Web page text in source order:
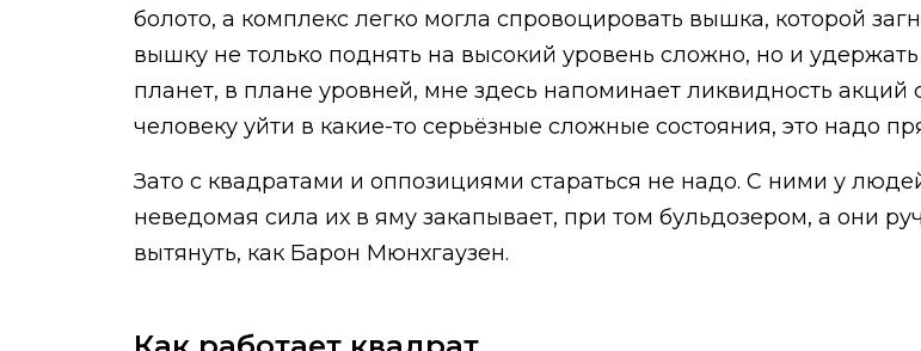
болото, а комплекс легко могла спровоцировать вышка, которой
вышку не только поднять на высокий уровень сложно, но и
планет, в плане уровней, мне здесь напоминает ликвидность акций
человеку уйти в какие-то серьёзные сложные состояния, это надо
Зато с квадратами и оппозициями стараться не надо. С ними у
неведомая сила их в яму закапывает, при том бульдозером, а они
вытянуть, как Барон Мюнхгаузен.